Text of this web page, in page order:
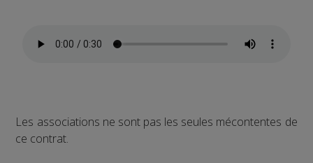
Les associations ne sont pas les seules mécontentes de
ce contrat.